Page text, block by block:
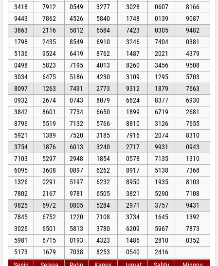
3418
7912 0549 3277 3028 0607
8166
9443
7862 4526 5840 1748 0139
9087
3863
2116 5812 6584 7423 0305
9482
1798
2435 8549 6910 3246 7404
0381
5136
9524 6419 8762 1487 2021
4379
0498
5823 7195 4013 8260 3456
9508
3034
6475 5186 4230 3109 1295
5703
8097
1263 7491 2773 9312 1879
7663
0932
2674 0743 8079 6624 8377
6930
3842
8601 7734 6650 1899 6719
2681
8796
5519 7132 5766 8810 3126
7655
5921
1389 7520 3185 7916 2074
8310
3754
1876 6013 3240 2717 9931
0943
7103
5297 2948 1854 0578 7135
1310
6095
3608 0897 6262 8917 5138
7368
1326
0291 5197 6232 8950 1935
8103
7802
2167 9781 6505 3821 5290
7108
9825
6972 0805 5284 2971 3757
9431
7845
6752 1220 7108 3734 1645
1392
3026
6501 5813 3780 6209 5967
7873
5981
6715 0193 4323 1486 2810
0352
5173
1679 7038 8253 0540
2416